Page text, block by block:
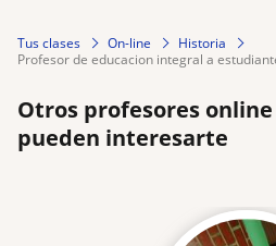
Tus clases On-line
Historia
profesor de educacion integral a
Otros profesores
pueden interesarte